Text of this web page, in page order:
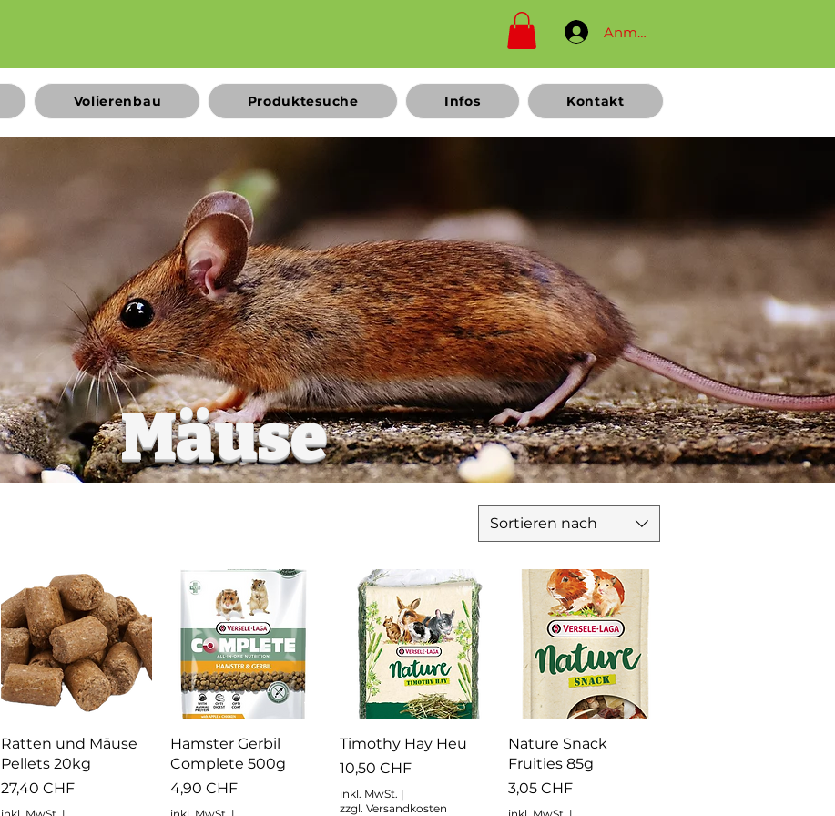
Anmelden
Volierenbau Produktesuche Infos Kontakt
Mäuse
Sortieren nach
Schnellansicht
Ratten und Mäuse
Pellets 20kg
Preis
27,40 CHF
Schnellansicht
Hamster Gerbil
Complete 500g
Preis
4,90 CHF
Schnellansicht
Timothy Hay Heu
Preis
10,50 CHF
inkl. MwSt. |
zzgl. Versandkosten
Schnellansicht
Nature Snack
Fruities 85g
Preis
3,05 CHF